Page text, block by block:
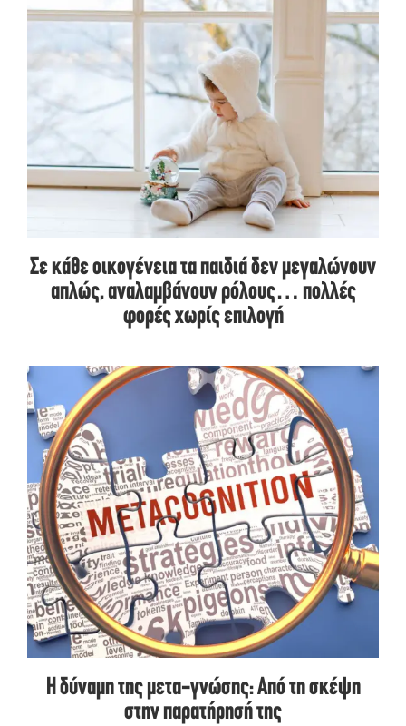
Σε κάθε οικογένεια τα παιδιά δεν μεγαλώνουν
απλώς, αναλαμβάνουν ρόλους… πολλές
φορές χωρίς επιλογή
Η δύναμη της μετα-γνώσης: Από τη σκέψη
στην παρατήρησή της